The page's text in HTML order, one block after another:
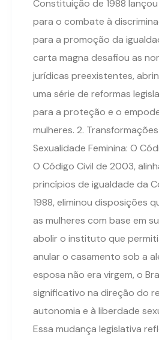
Constituição de 1988
para o combate à
para a promoção da
carta magna desafiou as
jurídicas preexistentes,
uma série de reformas
para a proteção e o
mulheres. 2.
Sexualidade Feminina: O
O Código Civil de 2003,
princípios de igualdade da
1988, eliminou disposições
as mulheres com base em
abolir o instituto que
anular o casamento sob a
esposa não era virgem, o
significativo na direção do
autonomia e à liberdade
Essa mudança legislativa